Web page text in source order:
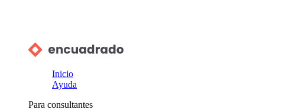
Inicio
Ayuda
Para consultantes